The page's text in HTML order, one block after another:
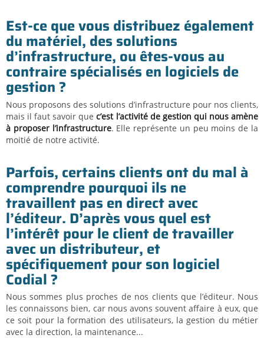
Est-ce que vous distribuez également
du matériel, des solutions
d’infrastructure, ou êtes-vous au
contraire spécialisés en logiciels de
gestion ?
Nous proposons des solutions d’infrastructure pour nos clients,
mais il faut savoir que c’est l’activité de gestion qui nous amène
à proposer l’infrastructure. Elle représente un peu moins de la
moitié de notre activité.
Parfois, certains clients ont du mal à
comprendre pourquoi ils ne
travaillent pas en direct avec
l’éditeur. D’après vous quel est
l’intérêt pour le client de travailler
avec un distributeur, et
spécifiquement pour son logiciel
Codial ?
Nous sommes plus proches de nos clients que l’éditeur. Nous
les connaissons bien, car nous avons souvent affaire à eux, que
ce soit pour la formation des utilisateurs, la gestion du métier
avec la direction, la maintenance...